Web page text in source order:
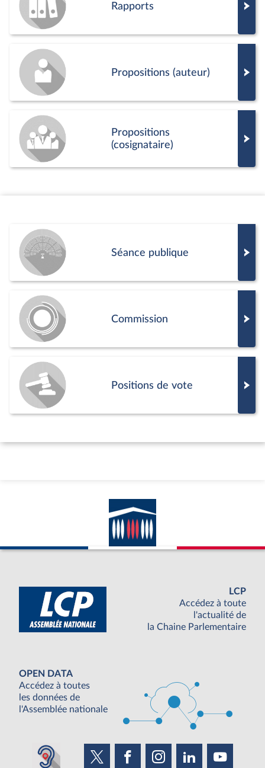
Rapports
Propositions (auteur)
Propositions
(cosignataire)
Séance publique
Commission
Positions de vote
LCP
Accédez à toute
l'actualité de
la Chaine Parlementaire
OPEN DATA
Accédez à toutes
les données de
l'Assemblée nationale